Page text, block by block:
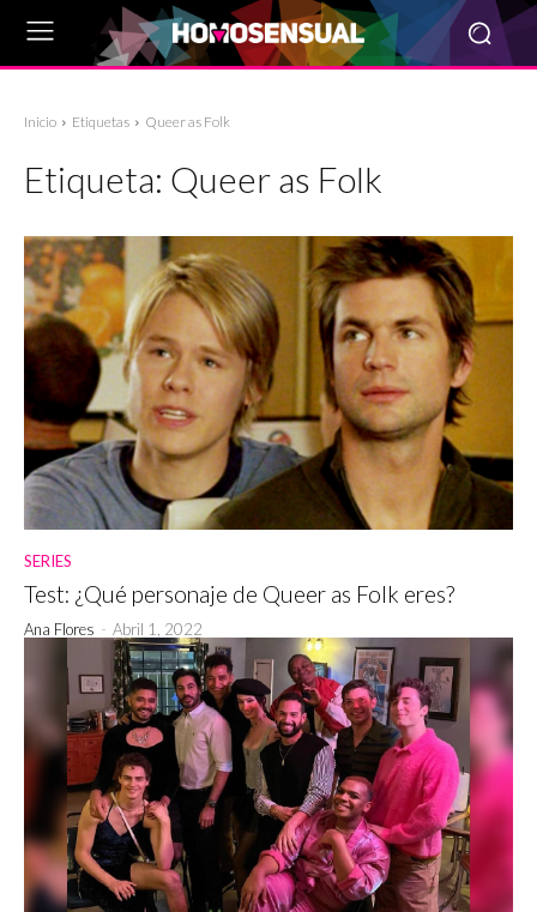
Inicio Etiquetas Queer as Folk
Etiqueta: Queer as Folk
SERIES
Test: ¿Qué personaje de Queer as Folk eres?
Ana Flores - Abril 1, 2022